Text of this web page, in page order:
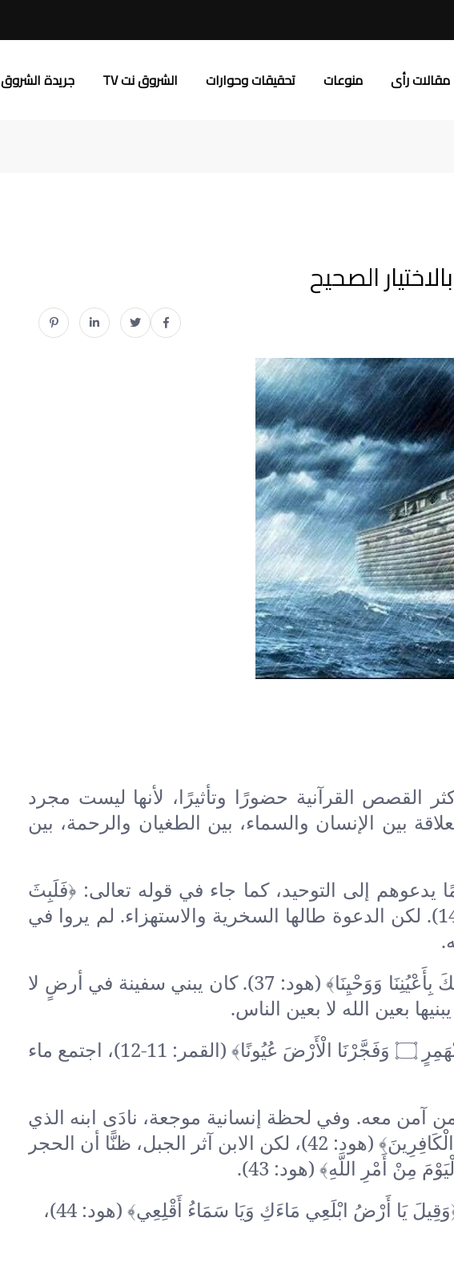
مقالات رأى منوعات تحقيقات وحوارات الشروق نت TV جريدة الشروق
الصحيح
القصص القرآنية حضورًا وتأثيرًا، لأنها ليست مجرد
بين الإنسان والسماء، بين الطغيان والرحمة، بين
إلى التوحيد، كما جاء في قوله تعالى: ﴿فَلَبِثَ
فِيهِمْ أَلْفَ سَنَةٍ إِلَّا خَمْسِينَ عَامًا﴾ (العنكبوت: 14). لكن الدعوة طالها السخرية والاستهزاء. لم يروا في
ثم جاء الأمر الإلهي ببناء السفينة: ﴿وَاصْنَعِ الْفُلْكَ بِأَعْيُنِنَا وَوَحْيِنَا﴾ (هود: 37). كان يبني سفينة في أرضٍ لا
بعين الله لا بعين الناس.
وحين جاء الوعد:﴿فَفَتَحْنَا أَبْوَابَ السَّمَاءِ بِمَاءٍ مُّنْهَمِرٍ ۝ وَفَجَّرْنَا الْأَرْضَ عُيُونًا﴾ (القمر: 11-12)، اجتمع ماء
آمن معه. وفي لحظة إنسانية موجعة، نادَى ابنه الذي
كان في معزل: ﴿يَا بُنَيَّ ارْكَب مَّعَنَا وَلَا تَكُن مَّعَ الْكَافِرِينَ﴾ (هود: 42)، لكن الابن آثر الجبل، ظنًّا أن الحجر
مِنْ أَمْرِ اللَّهِ﴾ (هود: 43).
ثم انقضى الطوفان، وجاءت لحظة السكون: ﴿وَقِيلَ يَا أَرْضُ ابْلَعِي مَاءَكِ وَيَا سَمَاءُ أَقْلِعِي﴾ (هود: 44)،